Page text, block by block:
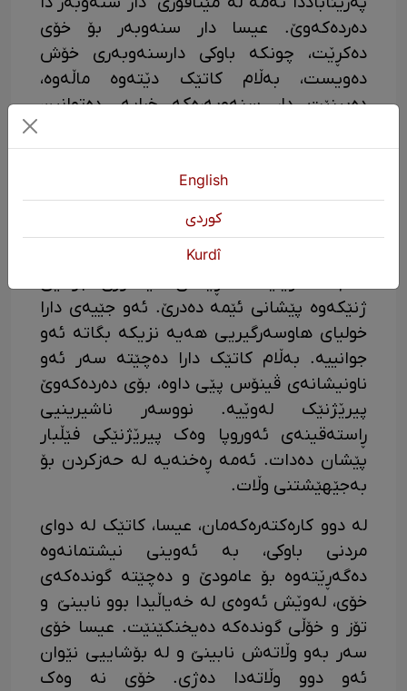
دەردەکەوێ. عیسا دار سنەوبەر بۆ خۆی
دەکڕێت، چونکە باوکی دارسنەوبەری خۆش
دەویست، بەڵام کاتێک دێتەوە ماڵەوە،
دەبینێت دار سنەوبەرەکە خراپە. دەتوانین
ئەوروپا، چونکە کاتێک لە دەرەوەڕا سەیری
دەکەیت، ئەوروپا لە شوێنێکی زۆر خۆش
دەچێت، بەڵام کاتێک دەچیتە ناو ژیانی
ڕاستەقینەی ئەوروپاوە، دەبینی کە هیچی وای
تێدا نییە. لە ڕۆمانی سانتیاگۆ دی کۆمپۆستێلادا،
ژنێکەوە پێشانی ئێمە دەدرێ. ئەو جێیەی دارا
خولیای هاوسەرگیریی هەیە نزیکە بگاتە ئەو
جوانییە. بەڵام کاتێک دارا دەچێتە سەر ئەو
ناونیشانەی ڤینۆس پێی داوە، بۆی دەردەکەوێ
پیرێژنێک لەوێیە. نووسەر ناشیرینیی
ڕاستەقینەی ئەوروپا وەک پیرێژنێکی فێڵبار
پێشان دەدات. ئەمە ڕەخنەیە لە حەزکردن بۆ
بەجێهێشتنی وڵات.
لە دوو کارەکتەرەکەمان، عیسا، کاتێک لە دوای
مردنی باوکی، بە ئەوینی نیشتمانەوە
دەگەڕێتەوە بۆ عامودێ و دەچێتە گوندەکەی
خۆی، لەوێش ئەوەی لە خەیاڵیدا بوو نابینێ و
تۆز و خۆڵی گوندەکە دەیخنکێنێت. عیسا خۆی
سەر بەو وڵاتەش نابینێ و لە بۆشاییی نێوان
ئەو دوو وڵاتەدا دەژی. خۆی نە وەک
English
كوردی
Kurdî